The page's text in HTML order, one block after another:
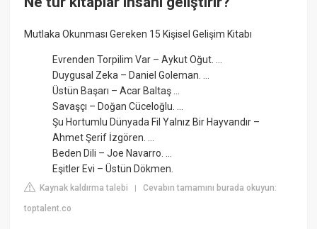
Mutlaka Okunması Gereken 15 Kişisel Gelişim Kitabı
Evrenden Torpilim Var – Aykut Oğut. ...
Duygusal Zeka – Daniel Goleman. ...
Üstün Başarı – Acar Baltaş ...
Savaşçı – Doğan Cüceloğlu. ...
Şu Hortumlu Dünyada Fil Yalnız Bir Hayvandır –
Ahmet Şerif İzgören. ...
Beden Dili – Joe Navarro. ...
Eşitler Evi – Üstün Dökmen.
Kaynak kaldırma talebi |Cevabın tamamını burada okuyun:
toptalent.co